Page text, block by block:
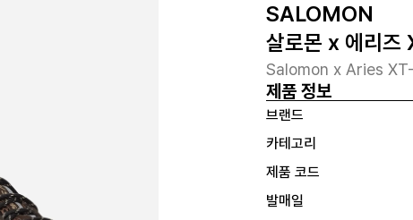
SALOMON
살로몬 x 에리즈
Salomon x Aries
제품 정보
브랜드
카테고리
제품 코드
발매일